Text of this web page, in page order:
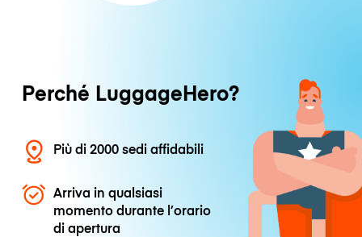
Perché LuggageHero?
Più di 2000 sedi affidabili
Arriva in qualsiasi
momento durante l’orario
di apertura